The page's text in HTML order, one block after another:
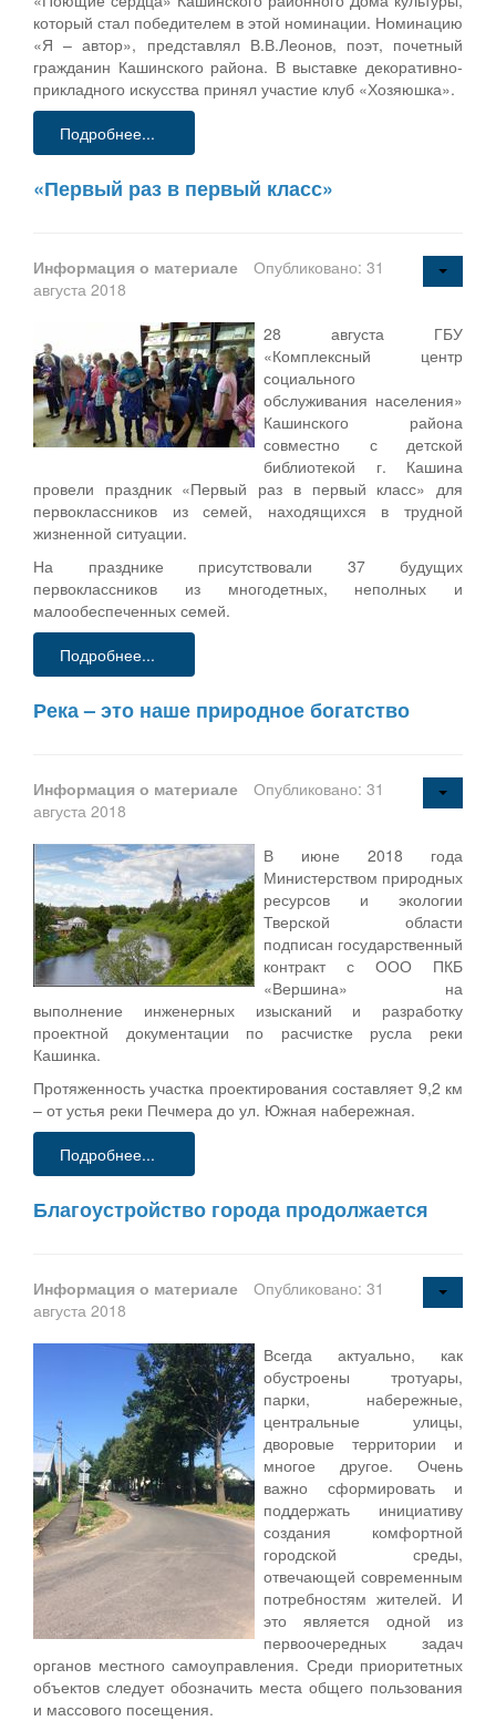
который стал победителем в этой номинации. Номинацию
«Я – автор», представлял В.В.Леонов, поэт, почетный
гражданин Кашинского района. В выставке декоративно-
прикладного искусства принял участие клуб «Хозяюшка».
Подробнее...
«Первый раз в первый класс»
Информация о материале
Опубликовано: 31
августа 2018
28 августа ГБУ
«Комплексный центр
социального
обслуживания населения»
Кашинского района
совместно с детской
библиотекой г. Кашина
провели праздник «Первый раз в первый класс» для
первоклассников из семей, находящихся в трудной
жизненной ситуации.
На празднике присутствовали 37 будущих
первоклассников из многодетных, неполных и
малообеспеченных семей.
Подробнее...
Река – это наше природное богатство
Информация о материале
Опубликовано: 31
августа 2018
В июне 2018 года
Министерством природных
ресурсов и экологии
Тверской области
подписан государственный
контракт с ООО ПКБ
«Вершина» на
выполнение инженерных изысканий и разработку
проектной документации по расчистке русла реки
Кашинка.
Протяженность участка проектирования составляет 9,2 км
– от устья реки Печмера до ул. Южная набережная.
Подробнее...
Благоустройство города продолжается
Информация о материале
Опубликовано: 31
августа 2018
Всегда актуально, как
обустроены тротуары,
парки, набережные,
центральные улицы,
дворовые территории и
многое другое. Очень
важно сформировать и
поддержать инициативу
создания комфортной
городской среды,
отвечающей современным
потребностям жителей. И
это является одной из
первоочередных задач
органов местного самоуправления. Среди приоритетных
объектов следует обозначить места общего пользования
и массового посещения.